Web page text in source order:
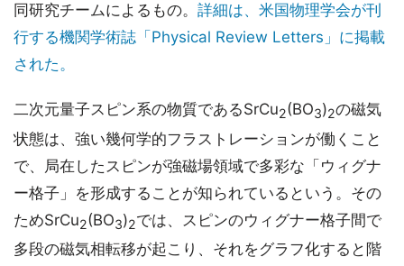
同研究チームによるもの。 詳細は、米国物理学会が刊
行する機関学術誌「Physical Review Letters」に掲載
された。
二次元量子スピン系の物質であるSrCu2(BO3)2の磁気
状態は、強い幾何学的フラストレーションが働くこと
で、局在したスピンが強磁場領域で多彩な「ウィグナ
ー格子」を形成することが知られているという。その
ためSrCu2(BO3)2では、スピンのウィグナー格子間で
多段の磁気相転移が起こり、それをグラフ化すると階